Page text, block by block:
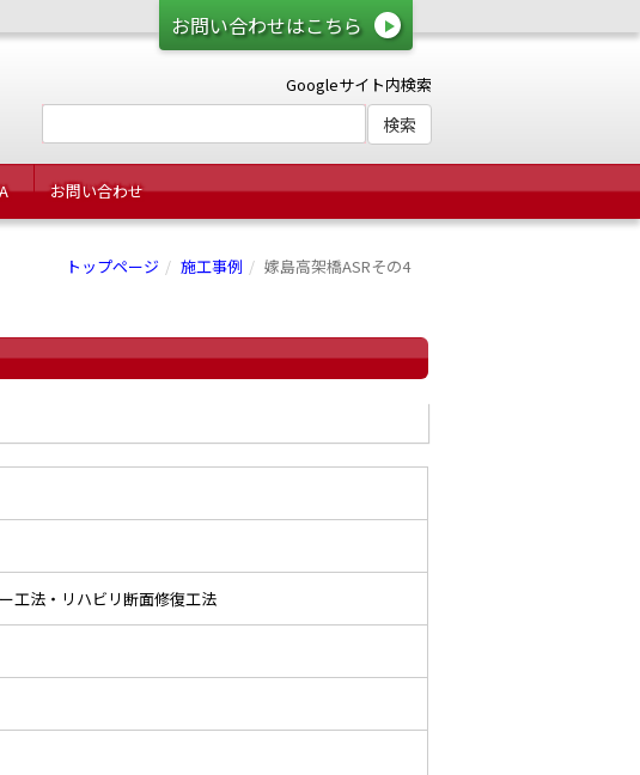
お問い合わせはこちら
Googleサイト内検索
お問い合わせ
トップページ 施工事例 嫁島高架橋ASRその4
工法・リハビリ断面修復工法